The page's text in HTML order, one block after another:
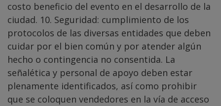
costo beneficio del evento en el desarrollo de la
ciudad. 10. Seguridad: cumplimiento de los
protocolos de las diversas entidades que deben
cuidar por el bien común y por atender algún
hecho o contingencia no consentida. La
señalética y personal de apoyo deben estar
plenamente identificados, así como prohibir
que se coloquen vendedores en la vía de acceso